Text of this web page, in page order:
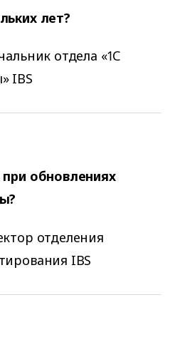
лет?
отдела «1С
IBS
обновлениях
отделения
IBS